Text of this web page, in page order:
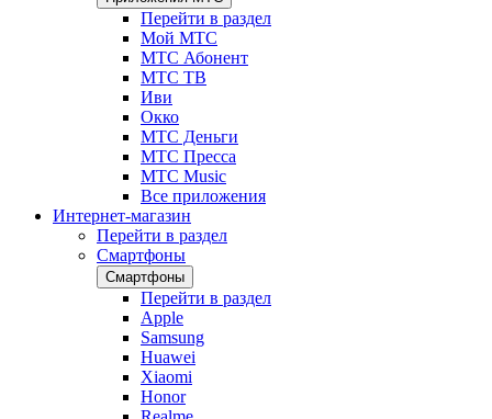
Перейти в раздел
Мой МТС
МТС Абонент
МТС ТВ
Иви
Окко
МТС Деньги
МТС Пресса
МТС Music
Все приложения
Интернет-магазин
Перейти в раздел
Смартфоны
Смартфоны
Перейти в раздел
Apple
Samsung
Huawei
Xiaomi
Honor